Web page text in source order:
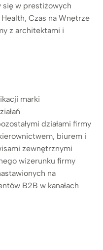
się w prestiżowych
Czas na Wnętrze
z architektami i
marki
działami firmy
biurem i
zewnętrznymi
wizerunku firmy
na
B2B w kanałach